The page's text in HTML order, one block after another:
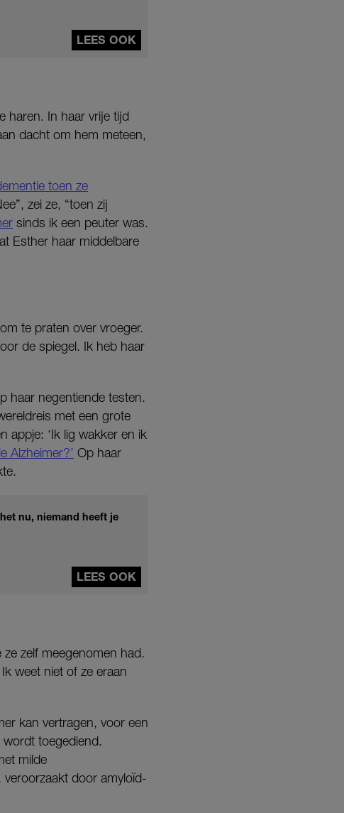
LEES OOK
haren. In haar vrije tijd
dacht om hem meteen,
toen ze
zei ze, “toen zij
sinds ik een peuter was.
Esther haar middelbare
te praten over vroeger.
de spiegel. Ik heb haar
haar negentiende testen.
met een grote
appje: ‘Ik lig wakker en ik
Alzheimer?’ Op haar
nu, niemand heeft je
LEES OOK
zelf meegenomen had.
weet niet of ze eraan
kan vertragen, voor een
toegediend.
milde
door amyloïd-